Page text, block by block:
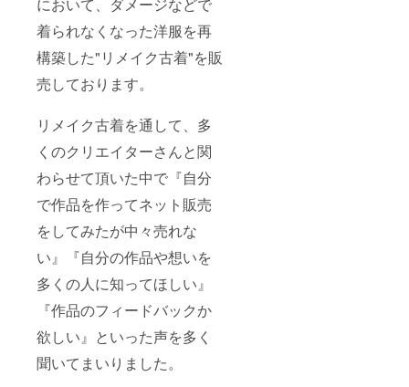
着られなくなった洋服を再
構築した"リメイク古着"を販
売しております。
リメイク古着を通して、多
くのクリエイターさんと関
わらせて頂いた中で『自分
で作品を作ってネット販売
をしてみたが中々売れな
い』『自分の作品や想いを
多くの人に知ってほしい』
『作品のフィードバックか
欲しい』といった声を多く
聞いてまいりました。